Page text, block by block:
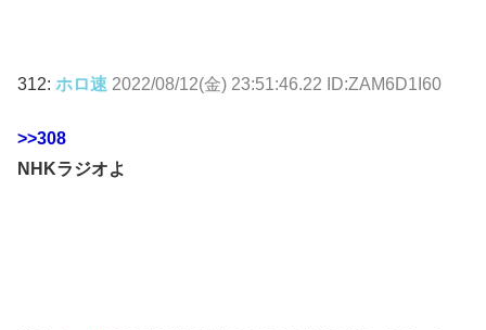
312: ホロ速 2022/08/12(金) 23:51:46.22 ID:ZAM6D1I60
>>308
NHKラジオよ